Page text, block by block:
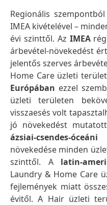
Regionális
IMEA kivételével –
évi szinttől. Az IMEA
árbevétel-növekedést
jelentős szerves
Home Care üzleti
Európában ezzel
üzleti területen
visszaesés volt
jó növekedést
ázsiai-csendes-óceáni
növekedése minden
szinttől. A latin-
Laundry & Home Care
fejlemények miatt
évitől. A Hair üzleti